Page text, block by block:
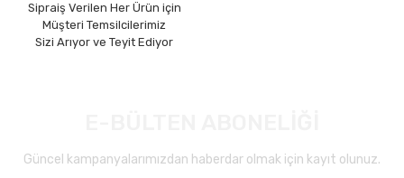
Sipraiş Verilen Her Ürün için
Müşteri Temsilcilerimiz
Sizi Arıyor ve Teyit Ediyor
Güncel kampanyalarımızdan haberdar olmak için kayıt olunuz.